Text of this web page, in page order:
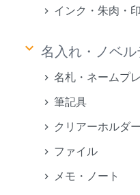
インク・朱肉・
keyboard_arrow_down 名入れ・ノベ
名札・ネームプ
筆記具
クリアーホルダー
ファイル
メモ・ノート